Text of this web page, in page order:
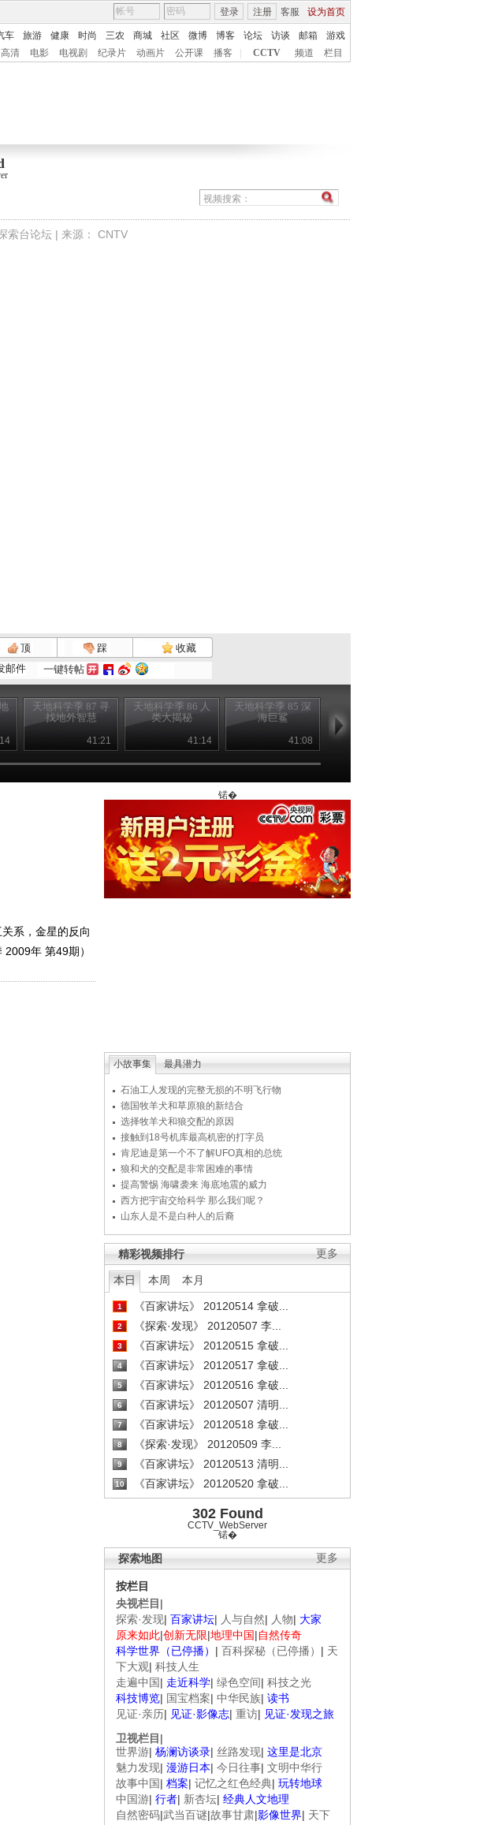
客服 设为首页
登录 注册
车 旅游 健康 时尚 三农 商城 社区 微博 博客 论坛 访谈 邮箱
游戏
高清 电影 电视剧 纪录片 动画片 公开课 播客 CCTV 频道 栏目
索台论坛 | 来源： CNTV
顶 踩
收藏
邮件 一键转帖
天地科学季 87 寻
找地外智慧
41:21
天地科学季 86 人
类大揭秘
41:14
天地科学季 85 深
海巨鲨
41:08
系，金星的反向
年 第49期）
锘�
小故事集 最具潜力
石油工人发现的完整无损的不明飞行物
德国牧羊犬和草原狼的新结合
选择牧羊犬和狼交配的原因
接触到18号机库最高机密的打字员
肯尼迪是第一个不了解UFO真相的总统
狼和犬的交配是非常困难的事情
提高警惕 海啸袭来 海底地震的威力
西方把宇宙交给科学 那么我们呢？
山东人是不是白种人的后裔
更多
精彩视频排行
本日 本周 本月
1 《百家讲坛》 20120514 拿破...
2 《探索·发现》 20120507 李...
3 《百家讲坛》 20120515 拿破...
4 《百家讲坛》 20120517 拿破...
5 《百家讲坛》 20120516 拿破...
6 《百家讲坛》 20120507 清明...
7 《百家讲坛》 20120518 拿破...
8 《探索·发现》 20120509 李...
9 《百家讲坛》 20120513 清明...
10 《百家讲坛》 20120520 拿破...
302 Found
CCTV_WebServer
锘�
更多
探索地图
按栏目
央视栏目 |
探索·发现| 百家讲坛| 人与自然| 人物| 大家
原来如此|创新无限|地理中国|自然传奇
科学世界（已停播） | 百科探秘（已停播） | 天
下大观| 科技人生
走遍中国| 走近科学| 绿色空间| 科技之光
科技博览| 国宝档案| 中华民族| 读书
见证·亲历| 见证·影像志| 重访| 见证·发现之旅
卫视栏目 |
世界游| 杨澜访谈录| 丝路发现| 这里是北京
魅力发现| 漫游日本| 今日往事| 文明中华行
故事中国| 档案| 记忆之红色经典| 玩转地球
中国游| 行者| 新杏坛| 经典人文地理
自然密码|武当百谜|故事甘肃|影像世界| 天下